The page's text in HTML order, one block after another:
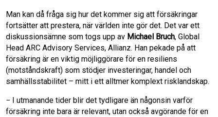
Man kan då fråga sig hur det kommer sig att försäkringar
fortsätter att prestera, när världen inte gör det. Det var ett
diskussionsämne som togs upp av Michael Bruch, Global
Head ARC Advisory Services, Allianz. Han pekade på att
försäkring är en viktig möjliggörare för en resiliens
(motståndskraft) som stödjer investeringar, handel och
samhällsstabilitet – mitt i ett alltmer komplext risklandskap.
− I utmanande tider blir det tydligare än någonsin varför
försäkring inte bara är relevant, utan också avgörande för en